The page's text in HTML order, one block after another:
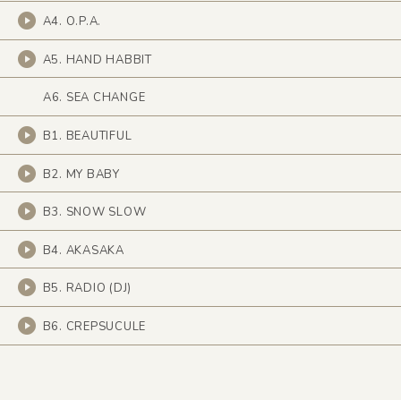
A4. O.P.A.
A5. HAND HABBIT
A6. SEA CHANGE
B1. BEAUTIFUL
B2. MY BABY
B3. SNOW SLOW
B4. AKASAKA
B5. RADIO (DJ)
B6. CREPSUCULE